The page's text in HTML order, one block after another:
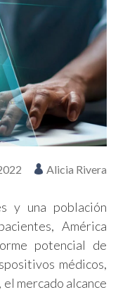
Alicia Rivera
y una población
América
potencial de
médicos,
mercado alcance